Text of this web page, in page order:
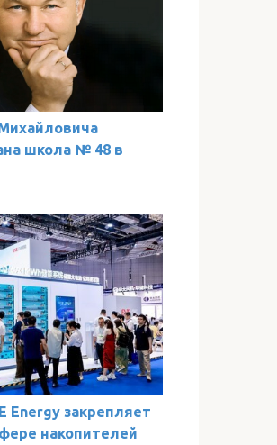
школа № 48 в
Energy закрепляет
накопителей